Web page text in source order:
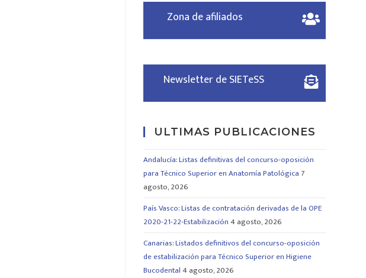
Zona de afiliados
Newsletter de SIETeSS
ULTIMAS PUBLICACIONES
Andalucía: Listas definitivas del concurso-oposición
para Técnico Superior en Anatomía Patológica 7
agosto, 2026
País Vasco: Listas de contratación derivadas de la OPE
2020-21-22-Estabilización4 agosto, 2026
Canarias: Listados definitivos del concurso-oposición
de estabilización para Técnico Superior en Higiene
Bucodental4 agosto, 2026